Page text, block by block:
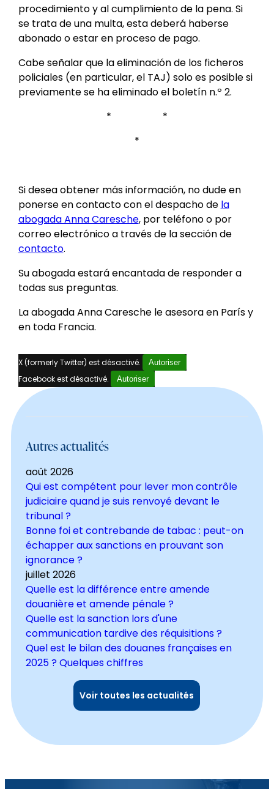
procedimiento y al cumplimiento de la pena. Si
se trata de una multa, esta deberá haberse
abonado o estar en proceso de pago.
Cabe señalar que la eliminación de los ficheros
policiales (en particular, el TAJ) solo es posible si
previamente se ha eliminado el boletín n.º 2.
* *
*
Si desea obtener más información, no dude en
ponerse en contacto con el despacho de la
abogada Anna Caresche, por teléfono o por
correo electrónico a través de la sección de
contacto.
Su abogada estará encantada de responder a
todas sus preguntas.
La abogada Anna Caresche le asesora en París y
en toda Francia.
X (formerly Twitter) est désactivé. Autoriser
Facebook est désactivé. Autoriser
Autres actualités
août 2026
Qui est compétent pour lever mon contrôle
judiciaire quand je suis renvoyé devant le
tribunal ?
Bonne foi et contrebande de tabac : peut-on
échapper aux sanctions en prouvant son
ignorance ?
juillet 2026
Quelle est la différence entre amende
douanière et amende pénale ?
Quelle est la sanction lors d'une
communication tardive des réquisitions ?
Quel est le bilan des douanes françaises en
2025 ? Quelques chiffres
Voir toutes les actualités